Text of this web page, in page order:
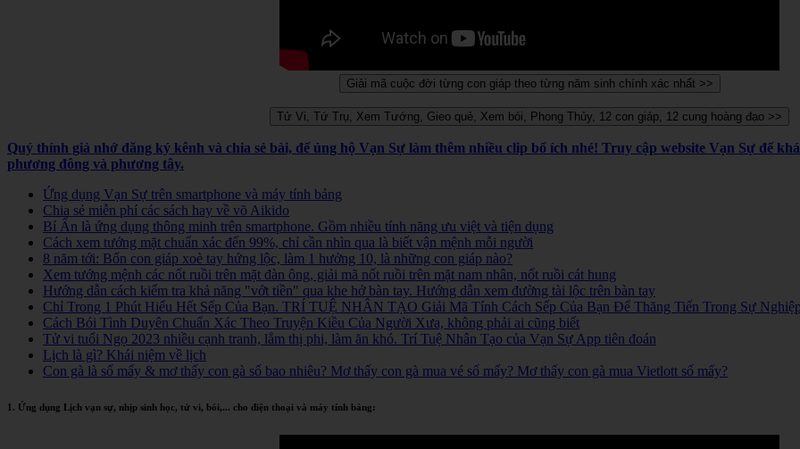
Quý thính giả nhớ đăng ký kênh và chia sẻ bài, để ủng hộ Vạn Sự làm thêm nhiều clip bổ ích nhé! Truy cập website Vạn Sự để
phương đông và phương tây.
Ứng dụng Vạn Sự trên smartphone và máy tính bảng
Chia sẻ miễn phí các sách hay về võ Aikido
Bí Ẩn là ứng dụng thông minh trên smartphone. Gồm nhiều tính năng ưu việt và tiện dụng
Cách xem tướng mặt chuẩn xác đến 99%, chỉ cần nhìn qua là biết vận mệnh mỗi người
8 năm tới: Bốn con giáp xoè tay hứng lộc, làm 1 hưởng 10, là những con giáp nào?
Xem tướng mệnh các nốt ruồi trên mặt đàn ông, giải mã nốt ruồi trên mặt nam nhân, nốt ruồi cát hung
Hướng dẫn cách kiểm tra khả năng "vớt tiền" qua khe hở bàn tay. Hướng dẫn xem đường tài lộc trên bàn tay
Chỉ Trong 1 Phút Hiểu Hết Sếp Của Bạn. TRÍ TUỆ NHÂN TẠO Giải Mã Tính Cách Sếp Của Bạn Để Thăng Tiến Trong Sự Nghiệp
Cách Bói Tình Duyên Chuẩn Xác Theo Truyện Kiều Của Người Xưa, không phải ai cũng biết
Tử vi tuổi Ngọ 2023 nhiều cạnh tranh, lắm thị phi, làm ăn khó. Trí Tuệ Nhân Tạo của Vạn Sự App tiên đoán
Lịch là gì? Khái niệm về lịch
Con gà là số mấy & mơ thấy con gà số bao nhiêu? Mơ thấy con gà mua vé số mấy? Mơ thấy con gà mua Vietlott số mấy?
1. Ứng dụng Lịch vạn sự, nhịp sinh học, tử vi, bói,... cho điện thoại và máy tính bảng: